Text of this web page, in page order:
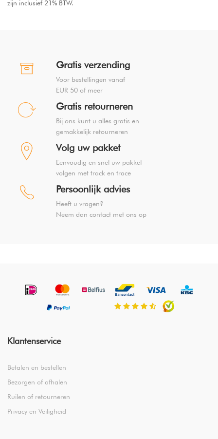
zijn inclusief 21% BTW.
Gratis verzending
Voor bestellingen vanaf
EUR 50 of meer
Gratis retourneren
Bij ons kunt u alles gratis en
gemakkelijk retourneren
Volg uw pakket
Eenvoudig en snel uw pakket
volgen met track en trace
Persoonlijk advies
Heeft u vragen?
Neem dan contact met ons op
Klantenservice
Betalen en bestellen
Bezorgen of afhalen
Ruilen of retourneren
Privacy en Veiligheid